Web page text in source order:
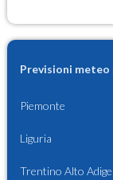
Previsioni
Piemonte
Liguria
Trentino Alto Adige